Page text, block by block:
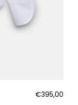
€395,00